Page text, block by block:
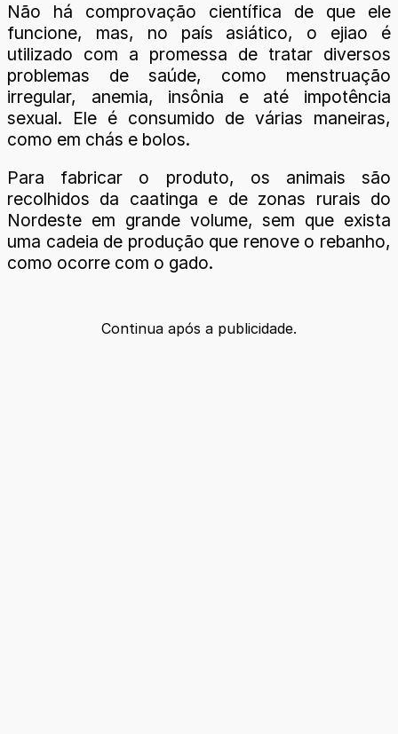
Não há comprovação científica de que ele
funcione, mas, no país asiático, o ejiao é
utilizado com a promessa de tratar diversos
problemas de saúde, como menstruação
irregular, anemia, insônia e até impotência
sexual. Ele é consumido de várias maneiras,
como em chás e bolos.
Para fabricar o produto, os animais são
recolhidos da caatinga e de zonas rurais do
Nordeste em grande volume, sem que exista
uma cadeia de produção que renove o rebanho,
como ocorre com o gado.
Continua após a publicidade.